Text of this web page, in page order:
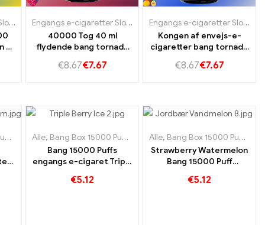
Tjekkiet,Engangs e-cigaretter Tjekkiet
Engangs e-cigaretter Slovakiet ,Engangs e-cigaretter Slovenien,Engangs e-cigaretter
af
Engangs e-cigaretter Slovakiet ,Engangs e-cigaretter
40000 Tog 40 ml
flydende bang tornado
intensiv bær nydelse
€8.67€7.67
Engangs e-cigaretter Slovakiet
Kongen af ​​envejs-e-
cigaretter bang tornado
€8.67€7.67
Tjekkiet
Engangs e-cigaretter Sverige, Engangs e-cigaretter Slovakiet
Alle, Bang Box 15000 Puff Engangs e-cigaretter Sverige,
Bang 15000 Puffs
engangs e-cigaret Triple
kombinerer med en
€5.12
Alle, Bang Box 15000 Puff
Strawberry Watermelon
Bang 15000 Puff
forfriskende
€5.12